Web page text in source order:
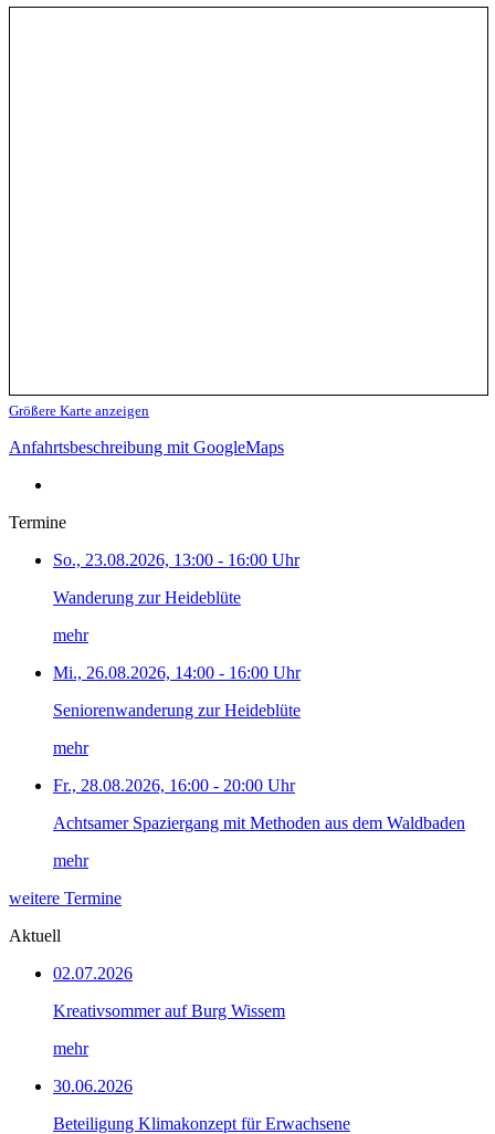
Größere Karte anzeigen
Anfahrtsbeschreibung mit GoogleMaps
Termine
So., 23.08.2026, 13:00 - 16:00 Uhr
Wanderung zur Heideblüte
mehr
Mi., 26.08.2026, 14:00 - 16:00 Uhr
Seniorenwanderung zur Heideblüte
mehr
Fr., 28.08.2026, 16:00 - 20:00 Uhr
Achtsamer Spaziergang mit Methoden aus dem Waldbaden
mehr
weitere Termine
Aktuell
02.07.2026
Kreativsommer auf Burg Wissem
mehr
30.06.2026
Beteiligung Klimakonzept für Erwachsene